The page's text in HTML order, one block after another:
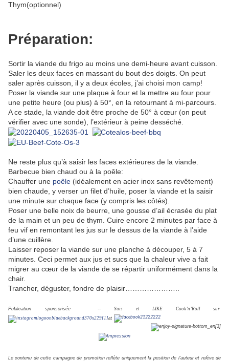
Thym(optionnel)
Préparation:
Sortir la viande du frigo au moins une demi-heure avant cuisson.
Saler les deux faces en massant du bout des doigts. On peut
saler après cuisson, il y a deux écoles, j’ai choisi mon camp!
Poser la viande sur une plaque à four et la mettre au four pour
une petite heure (ou plus) à 50°, en la retournant à mi-parcours.
A ce stade, la viande doit être proche de 50° à cœur (on peut
vérifier avec une sonde), l’extérieur à peine desséché.
Ne reste plus qu’à saisir les faces extérieures de la viande.
Barbecue bien chaud ou à la poêle:
Chauffer une poêle (idéalement en acier inox sans revêtement)
bien chaude, y verser un filet d’huile, poser la viande et la saisir
une minute sur chaque face (y compris les côtés).
Poser une belle noix de beurre, une gousse d’ail écrasée du plat
de la main et un peu de thym. Cuire encore 2 minutes par face à
feu vif en remontant les jus sur le dessus de la viande à l’aide
d’une cuillère.
Laisser reposer la viande sur une planche à découper, 5 à 7
minutes. Ceci permet aux jus et sucs que la chaleur vive a fait
migrer au cœur de la viande de se répartir uniformément dans la
chair.
Trancher, déguster, fondre de plaisir…………………..
Publication sponsorisée -- Suis et LIKE Cook’n’Roll sur
et
Le contenu de cette campagne de promotion reflète uniquement la position de l'auteur et relève de